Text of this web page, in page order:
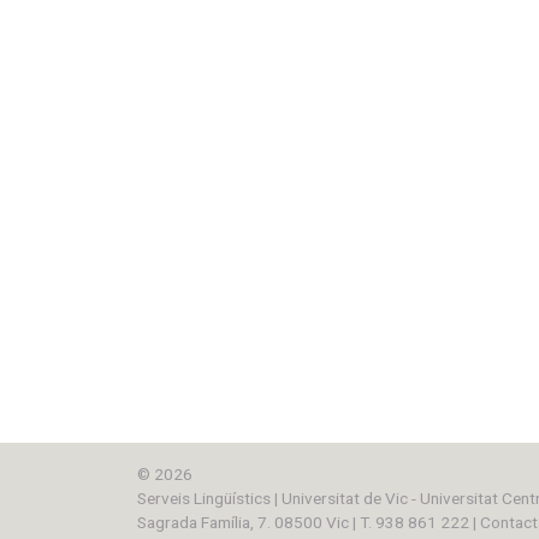
© 2026
Serveis Lingüístics | Universitat de Vic - Universitat
Sagrada Família, 7. 08500 Vic | T. 938 861 222 |